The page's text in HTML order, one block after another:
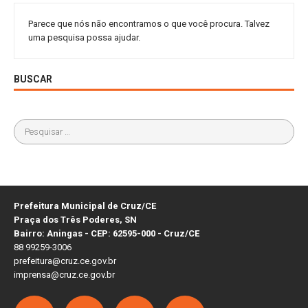
Parece que nós não encontramos o que você procura. Talvez
uma pesquisa possa ajudar.
BUSCAR
Prefeitura Municipal de Cruz/CE
Praça dos Três Poderes, SN
Bairro: Aningas - CEP: 62595-000 - Cruz/CE
88 99259-3006
prefeitura@cruz.ce.gov.br
imprensa@cruz.ce.gov.br